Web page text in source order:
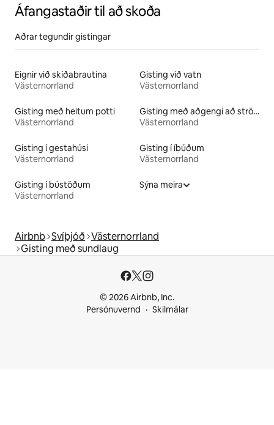
Áfangastaðir til að skoða
Aðrar tegundir gistingar
Eignir við skíðabrautina
Västernorrland
Gisting við vatn
Västernorrland
Gisting með heitum potti
Västernorrland
Gisting með aðgengi að strönd
Västernorrland
Gisting í gestahúsi
Västernorrland
Gisting í íbúðum
Västernorrland
Gisting í bústöðum
Västernorrland
Sýna meira
Airbnb Svíþjóð Västernorrland
Gisting með sundlaug
© 2026 Airbnb, Inc.
Persónuvernd
Skilmálar